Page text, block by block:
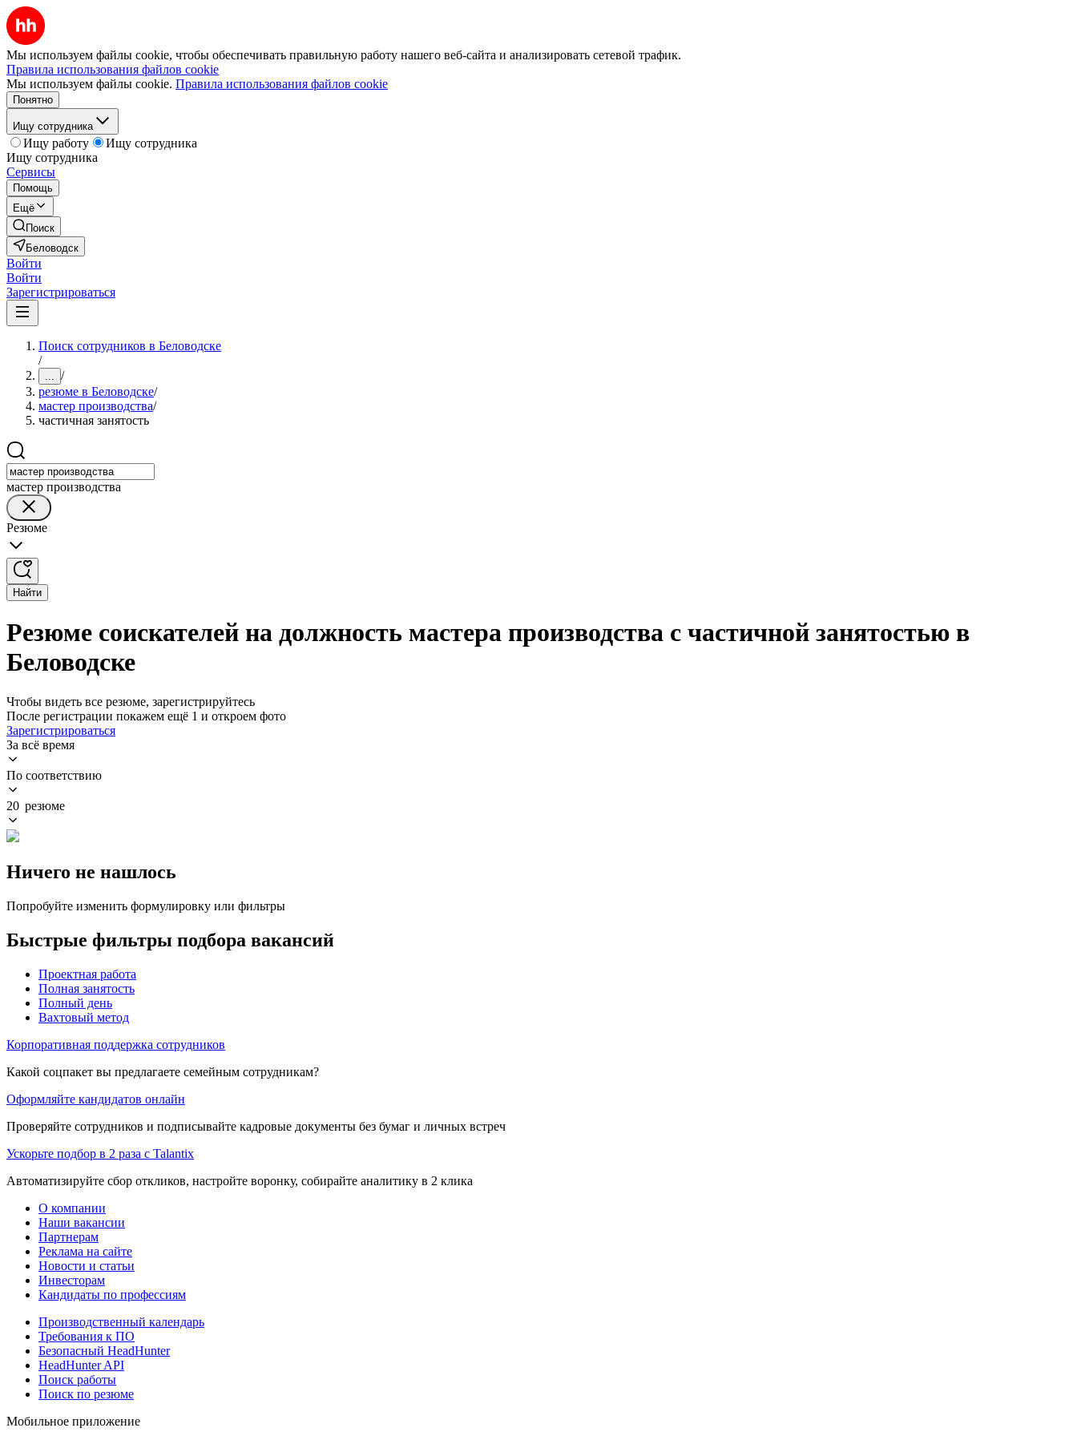
Мы используем файлы cookie, чтобы обеспечивать правильную работу нашего веб-сайта и анализировать сетевой трафик.
Правила использования файлов cookie
Мы используем файлы cookie. Правила использования файлов cookie
Понятно
Ищу сотрудника
Ищу работу
Ищу сотрудника
Ищу сотрудника
Сервисы
Помощь
Ещё
Поиск
Беловодск
Войти
Войти
Зарегистрироваться
Поиск сотрудников в Беловодске
/
... /
резюме в Беловодске/
мастер производства/
частичная занятость
мастер производства
Резюме
Найти
Резюме соискателей на должность мастера производства с частичной занятостью в
Беловодске
Чтобы видеть все резюме, зарегистрируйтесь
После регистрации покажем ещё 1 и откроем фото
Зарегистрироваться
За всё время
По соответствию
20 резюме
Ничего не нашлось
Попробуйте изменить формулировку или фильтры
Быстрые фильтры подбора вакансий
Проектная работа
Полная занятость
Полный день
Вахтовый метод
Корпоративная поддержка сотрудников
Какой соцпакет вы предлагаете семейным сотрудникам?
Оформляйте кандидатов онлайн
Проверяйте сотрудников и подписывайте кадровые документы без бумаг и личных встреч
Ускорьте подбор в 2 раза с Talantix
Автоматизируйте сбор откликов, настройте воронку, собирайте аналитику в 2 клика
О компании
Наши вакансии
Партнерам
Реклама на сайте
Новости и статьи
Инвесторам
Кандидаты по профессиям
Производственный календарь
Требования к ПО
Безопасный HeadHunter
HeadHunter API
Поиск работы
Поиск по резюме
Мобильное приложение